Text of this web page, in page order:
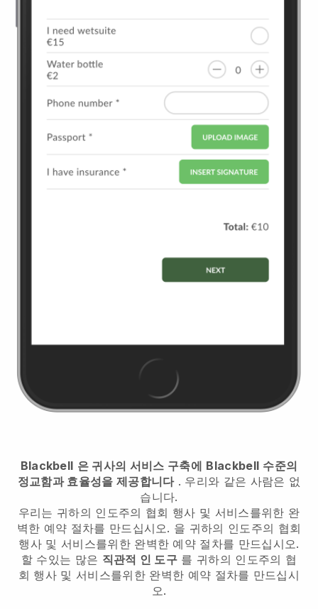
Blackbell 은 귀사의 서비스 구축에 Blackbell 수준의
정교함과 효율성을 제공합니다. 우리와 같은 사람은 없
습니다.
우리는 귀하의 인도주의 협회 행사 및 서비스를위한 완
벽한 예약 절차를 만드십시오. 을 귀하의 인도주의 협회
행사 및 서비스를위한 완벽한 예약 절차를 만드십시오.
할 수있는 많은 직관적 인 도구 를 귀하의 인도주의 협
회 행사 및 서비스를위한 완벽한 예약 절차를 만드십시
오.